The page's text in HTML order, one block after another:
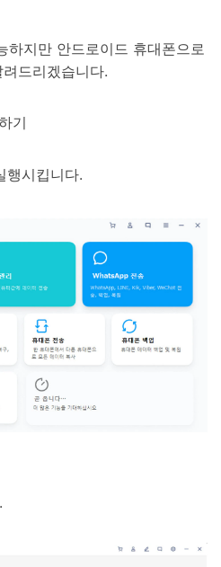
하지만 안드로이드 휴대폰으로
드리겠습니다.
기
행시킵니다.